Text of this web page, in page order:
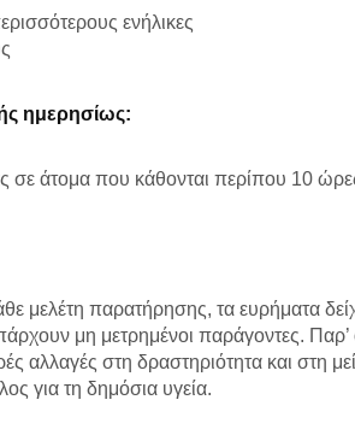
ενήλικες
ημερησίως:
σε άτομα που κάθονται περίπου 10
μελέτη παρατήρησης, τα ευρήματα
μη μετρημένοι παράγοντες.
αλλαγές στη δραστηριότητα και στη
για τη δημόσια υγεία.